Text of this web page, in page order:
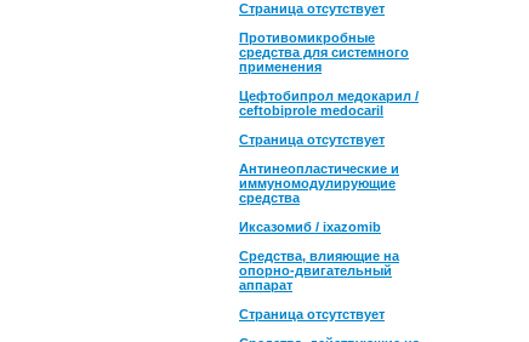
Страница отсутствует
Противомикробные
средства для системного
применения
Цефтобипрол медокарил /
ceftobiprole medocaril
Страница отсутствует
Антинеопластические и
иммуномодулирующие
средства
Иксазомиб / ixazomib
Средства, влияющие на
опорно-двигательный
аппарат
Страница отсутствует